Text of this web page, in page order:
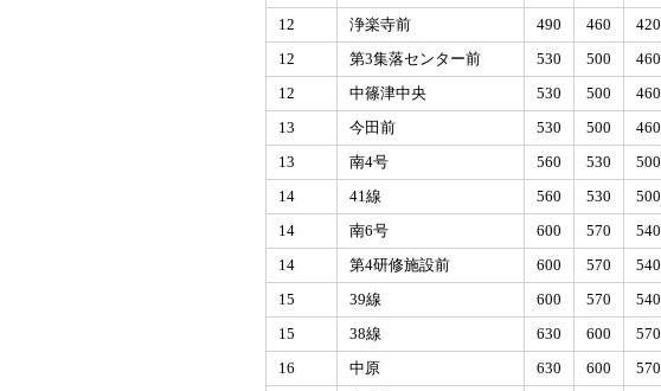
12
浄楽寺前 490 460 420
12
第3集落センター前 530 500 460
12
中篠津中央 530 500 460
13
今田前 530 500 460
13
南4号 560 530 500
14
41線 560 530 500
14
南6号 600 570 540
14
第4研修施設前 600 570 540
15
39線 600 570 540
15
38線 630 600 570
16
中原 630 600 570